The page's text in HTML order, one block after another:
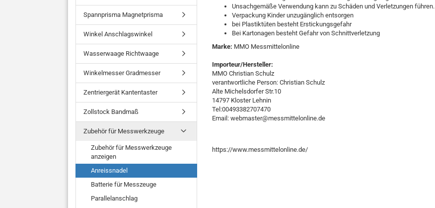
Unsachgemäße Verwendung kann zu Schäden und Verletzungen führen.
Verpackung Kinder unzugänglich entsorgen
bei Plastiktüten besteht Erstickungsgefahr
Bei Kartonagen besteht Gefahr von Schnittverletzung
Marke: MMO Messmittelonline
Importeur/Hersteller:
MMO Christian Schulz
verantwortliche Person: Christian Schulz
Alte Michelsdorfer Str.10
14797 Kloster Lehnin
Tel:00493382707470
Email: webmaster@messmittelonline.de
https://www.messmittelonline.de/
Spannprisma Magnetprisma
Winkel Anschlagswinkel
Wasserwaage Richtwaage
Winkelmesser Gradmesser
Zentriergerät Kantentaster
Zollstock Bandmaß
Zubehör für Messwerkzeuge
Zubehör für Messwerkzeuge
anzeigen
Anreissnadel
Batterie für Messzeuge
Parallelanschlag